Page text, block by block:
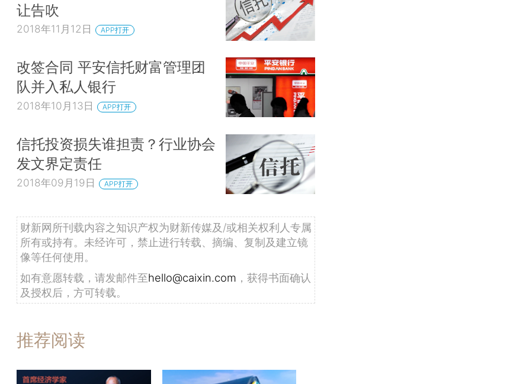
让告吹
2018年11月12日 APP打开
改签合同 平安信托财富管理团
队并入私人银行
2018年10月13日 APP打开
信托投资损失谁担责？行业协会
发文界定责任
2018年09月19日 APP打开
财新网所刊载内容之知识产权为财新传媒及/或相关权利人专属
所有或持有。未经许可，禁止进行转载、摘编、复制及建立镜
像等任何使用。
如有意愿转载，请发邮件至hello@caixin.com ，获得书面确认
及授权后，方可转载。
推荐阅读